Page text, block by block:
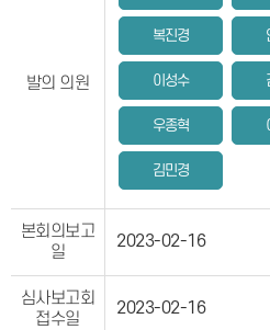
발의 의원
복진경
이성수
우종혁
김민경
본회의보고
일
2023-02-16
심사보고회
접수일
2023-02-16